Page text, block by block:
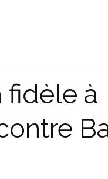
fidèle à